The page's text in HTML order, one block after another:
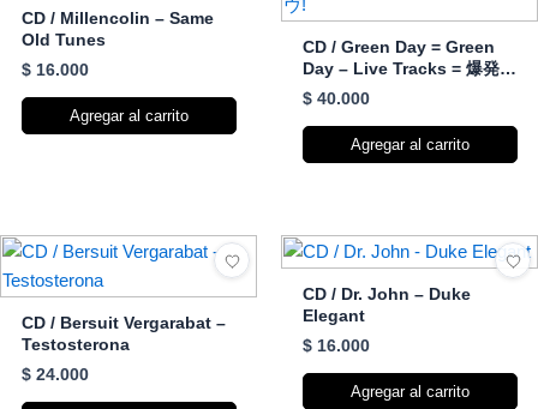
CD / Millencolin – Same
Old Tunes
$16.000
Agregar al carrito
CD / Green Day = Green
Day – Live Tracks = 爆発ラ
イヴ!
$40.000
Agregar al carrito
CD / Bersuit Vergarabat –
Testosterona
$24.000
CD / Dr. John – Duke
Elegant
$16.000
Agregar al carrito